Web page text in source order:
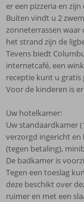
er een pizzeria en
Buiten vindt u 2
zonneterrassen waar
het strand zijn de
Tevens biedt
internetcafé, een
receptie kunt u
Voor de kinderen is
Uw hotelkamer:
Uw standaardkamer
verzorgd ingericht
(tegen betaling),
De badkamer is
Tegen een toeslag
deze beschikt over
ruimer en met een